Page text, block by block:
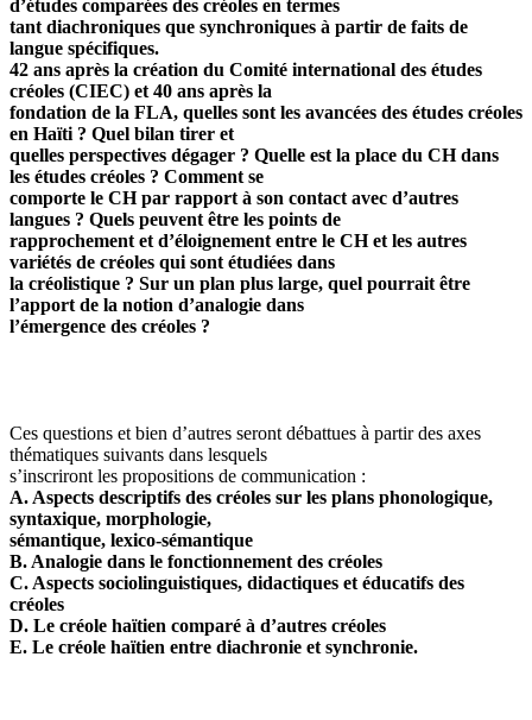
d’études comparées des créoles en termes
tant diachroniques que synchroniques à partir de faits de
langue spécifiques.
42 ans après la création du Comité international des études
créoles (CIEC) et 40 ans après la
fondation de la FLA, quelles sont les avancées des études créoles
en Haïti ? Quel bilan tirer et
quelles perspectives dégager ? Quelle est la place du CH dans
les études créoles ? Comment se
comporte le CH par rapport à son contact avec d’autres
langues ? Quels peuvent être les points de
rapprochement et d’éloignement entre le CH et les autres
variétés de créoles qui sont étudiées dans
la créolistique ? Sur un plan plus large, quel pourrait être
l’apport de la notion d’analogie dans
l’émergence des créoles ?
Ces questions et bien d’autres seront débattues à partir des axes
thématiques suivants dans lesquels
s’inscriront les propositions de communication :
A. Aspects descriptifs des créoles sur les plans phonologique,
syntaxique, morphologie,
sémantique, lexico-sémantique
B. Analogie dans le fonctionnement des créoles
C. Aspects sociolinguistiques, didactiques et éducatifs des
créoles
D. Le créole haïtien comparé à d’autres créoles
E. Le créole haïtien entre diachronie et synchronie.